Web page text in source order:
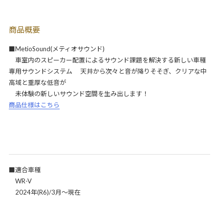
商品概要
■MetioSound(メティオサウンド)
車室内のスピーカー配置によるサウンド課題を解決する新しい車種
専用サウンドシステム 天井から次々と音が降りそそぎ、クリアな中
高域と重厚な低音が
未体験の新しいサウンド空間を生み出します！
商品仕様はこちら
■適合車種
WR-V
2024年(R6)/3月～現在